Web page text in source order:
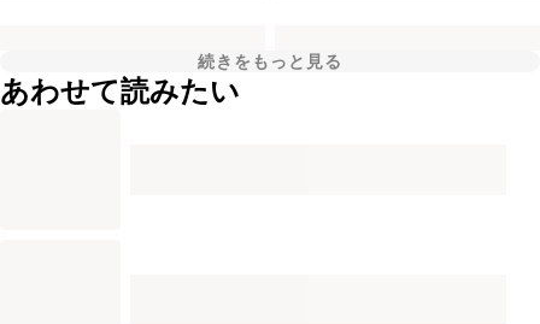
続きをもっと見る
あわせて読みたい